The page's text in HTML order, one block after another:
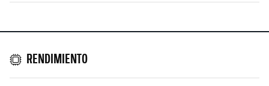
RENDIMIENTO